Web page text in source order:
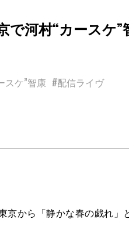
で河村“カースケ
スケ”智康 #配信ライヴ
から「静かな春の戯れ」